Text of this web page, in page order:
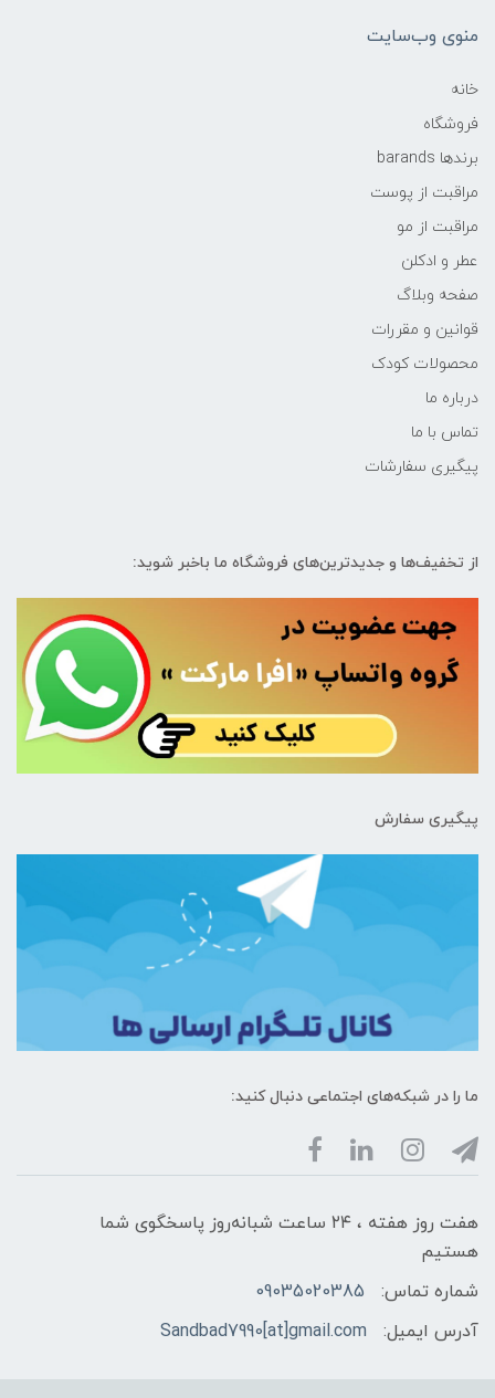
منوی وب‌سایت
خانه
فروشگاه
برندها barands
مراقبت از پوست
مراقبت از مو
عطر و ادکلن
صفحه وبلاگ
قوانین و مقررات
محصولات کودک
درباره ما
تماس با ما
پیگیری سفارشات
از تخفیف‌ها و جدیدترین‌های فروشگاه ما باخبر شوید:
پیگیری سفارش
ما را در شبکه‌های اجتماعی دنبال کنید:
هفت روز هفته ، ۲۴ ساعت شبانه‌روز پاسخگوی شما
هستیم
شماره تماس:
09035020385
آدرس ایمیل:
Sandbad7990[at]gmail.com